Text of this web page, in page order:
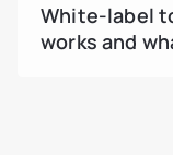
White-label
works and